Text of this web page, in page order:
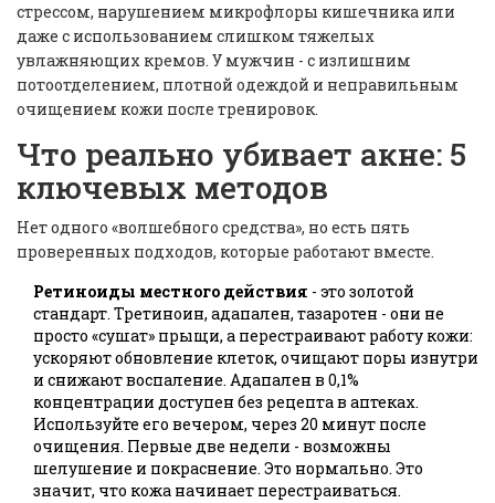
стрессом, нарушением микрофлоры кишечника или
даже с использованием слишком тяжелых
увлажняющих кремов. У мужчин - с излишним
потоотделением, плотной одеждой и неправильным
очищением кожи после тренировок.
Что реально убивает акне: 5
ключевых методов
Нет одного «волшебного средства», но есть пять
проверенных подходов, которые работают вместе.
Ретиноиды местного действия - это золотой
стандарт. Третиноин, адапален, тазаротен - они не
просто «сушат» прыщи, а перестраивают работу кожи:
ускоряют обновление клеток, очищают поры изнутри
и снижают воспаление. Адапален в 0,1%
концентрации доступен без рецепта в аптеках.
Используйте его вечером, через 20 минут после
очищения. Первые две недели - возможны
шелушение и покраснение. Это нормально. Это
значит, что кожа начинает перестраиваться.